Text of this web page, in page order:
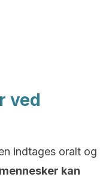
ved
indtages oralt og
kan